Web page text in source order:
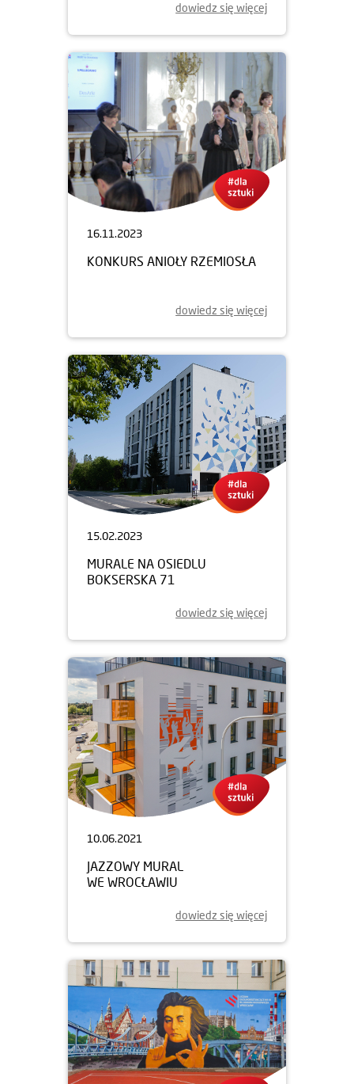
dowiedz się więcej
16.11.2023
KONKURS ANIOŁY RZEMIOSŁA
dowiedz się więcej
15.02.2023
MURALE NA OSIEDLU
BOKSERSKA 71
dowiedz się więcej
10.06.2021
JAZZOWY MURAL
WE WROCŁAWIU
dowiedz się więcej